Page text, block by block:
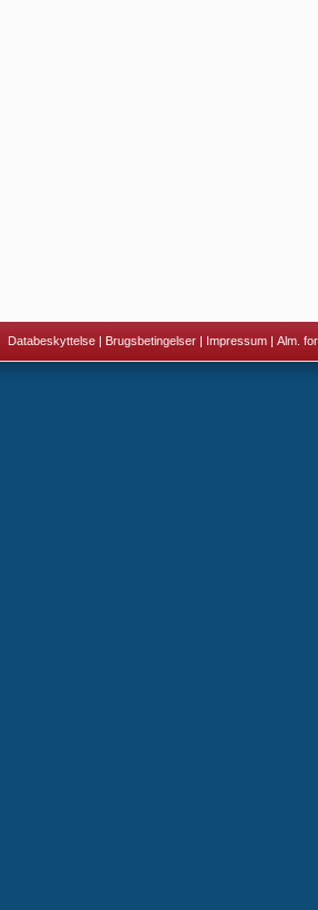
Databeskyttelse | Brugsbetingelser | Impressum | Alm.